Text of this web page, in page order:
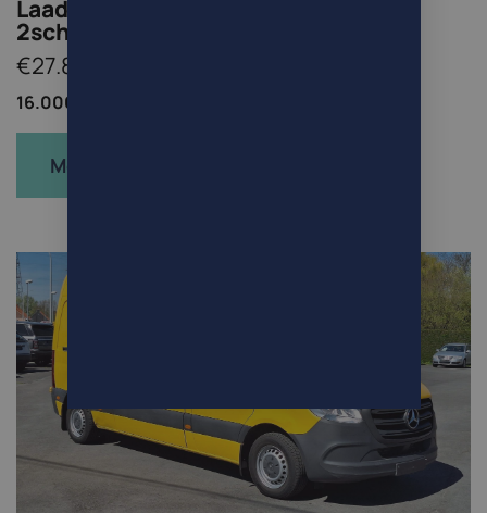
Laadklep hayon autom. 16000km!
2schuifdeuren TOP!
€27.800
16.000km /
Meer info